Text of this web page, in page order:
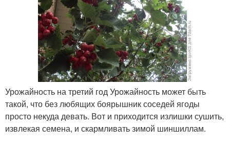
Урожайность на третий год Урожайность может быть
такой, что без любящих боярышник соседей ягоды
просто некуда девать. Вот и приходится излишки сушить,
извлекая семена, и скармливать зимой шиншиллам.